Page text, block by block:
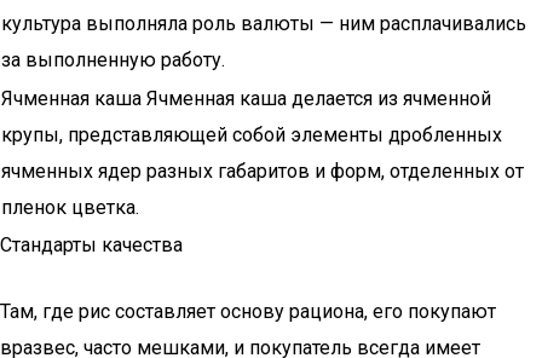
культура выполняла роль валюты — ним расплачивались
за выполненную работу.
Ячменная каша Ячменная каша делается из ячменной
крупы, представляющей собой элементы дробленных
ячменных ядер разных габаритов и форм, отделенных от
пленок цветка.
Стандарты качества
Там, где рис составляет основу рациона, его покупают
вразвес, часто мешками, и покупатель всегда имеет